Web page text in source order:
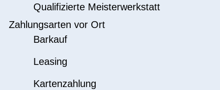
Qualifizierte Meisterwerkstatt
Zahlungsarten vor Ort
Barkauf
Leasing
Kartenzahlung